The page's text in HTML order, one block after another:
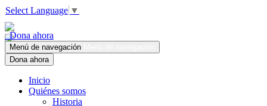
Select Language ▼
Dona ahora
Menú de navegación
Dona ahora
Inicio
Quiénes somos
Historia